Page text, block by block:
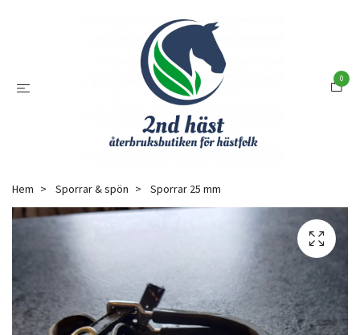
0
Hem Sporrar & spön Sporrar 25 mm